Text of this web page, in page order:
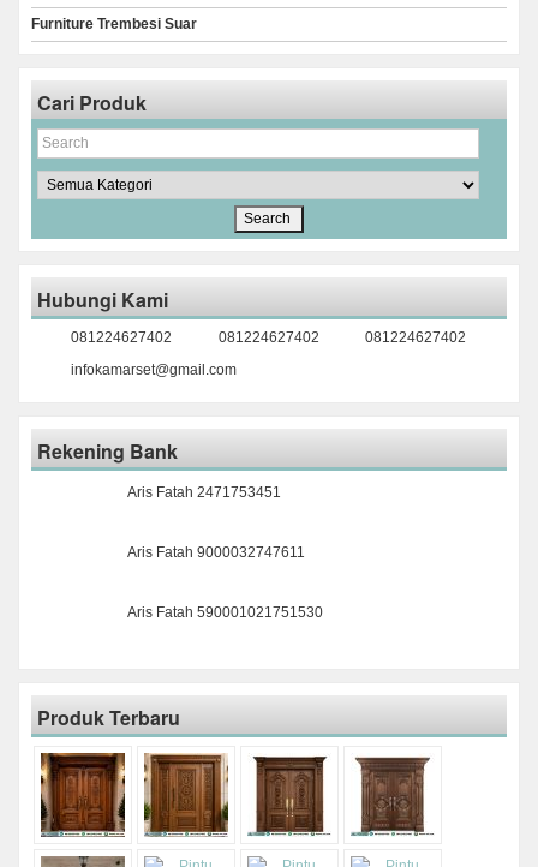
Furniture Trembesi Suar
Cari Produk
Hubungi Kami
081224627402 081224627402
081224627402
infokamarset@gmail.com
Rekening Bank
Aris Fatah 2471753451
Aris Fatah 9000032747611
Aris Fatah 590001021751530
Produk Terbaru